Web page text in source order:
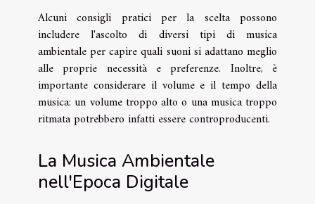
Alcuni consigli pratici per la scelta possono
includere l'ascolto di diversi tipi di musica
ambientale per capire quali suoni si adattano meglio
alle proprie necessità e preferenze. Inoltre, è
importante considerare il volume e il tempo della
musica: un volume troppo alto o una musica troppo
ritmata potrebbero infatti essere controproducenti.
La Musica Ambientale
nell'Epoca Digitale